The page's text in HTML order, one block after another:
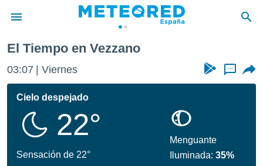
de
por
se
calidad.
a este
las
El Tiempo en Vezzano
03:07 Viernes ...
Cielo despejado
22°
Sensación de 22°
Menguante
Iluminada:35%